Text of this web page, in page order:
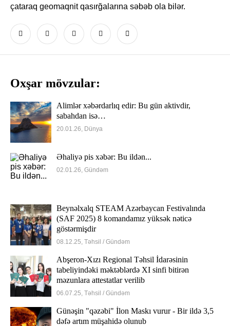
çataraq geomaqnit qasırğalarına səbəb ola bilər.
Oxşar mövzular:
Alimlər xəbərdarlıq edir: Bu gün aktivdir,
sabahdan isə…
20.01.26, Dünya
Əhaliyə pis xəbər: Bu ildən...
02.01.26, Gündəm
Beynəlxalq STEAM Azərbaycan Festivalında
(SAF 2025) 8 komandamız yüksək nəticə
göstərmişdir
08.12.25, Təhsil / Gündəm
Abşeron-Xızı Regional Təhsil İdarəsinin
tabeliyindəki məktəblərdə XI sinfi bitirən
məzunlara attestatlar verilib
06.07.25, Təhsil / Gündəm
Günəşin "qəzəbi" İlon Maskı vurur - Bir ildə 3,5
dəfə artım müşahidə olunub